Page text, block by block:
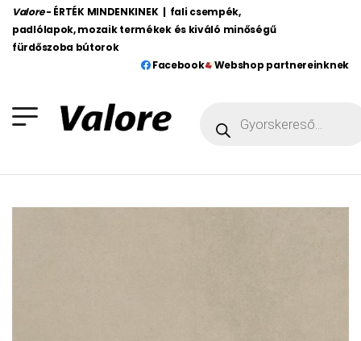
Valore - ÉRTÉK MINDENKINEK | fali csempék,
padlólapok, mozaik termékek és kiváló minőségű
fürdőszoba bútorok
Facebook
Webshop partnereinknek